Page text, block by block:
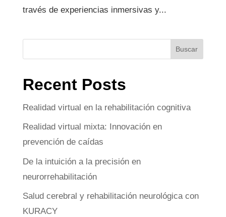
través de experiencias inmersivas y...
Buscar
Recent Posts
Realidad virtual en la rehabilitación cognitiva
Realidad virtual mixta: Innovación en
prevención de caídas
De la intuición a la precisión en
neurorrehabilitación
Salud cerebral y rehabilitación neurológica con
KURACY